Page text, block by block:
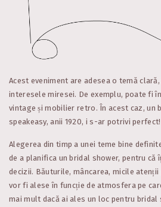
Acest eveniment are adesea o temă
interesele miresei. De exemplu, poate fi
vintage și mobilier retro. În acest caz, un
speakeasy, anii 1920, i s-ar potrivi perfect!
Alegerea din timp a unei teme bine
de a planifica un bridal shower, pentru
decizii. Băuturile, mâncarea, micile
vor fi alese în funcție de atmosfera pe
mai mult dacă ai ales un loc pentru bridal